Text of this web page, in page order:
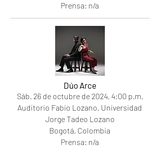
Prensa: n/a
Dúo Arce
Sáb. 26 de octubre de 2024, 4:00 p.m.
Auditorio Fabio Lozano, Universidad
Jorge Tadeo Lozano
Bogotá, Colombia
Prensa: n/a